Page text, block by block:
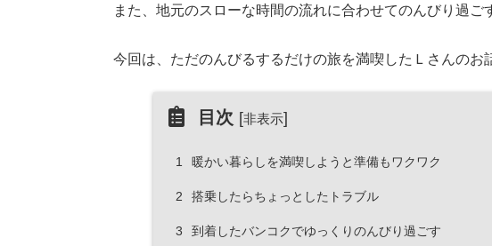
また、地元のスローな時間の流れに合わせてのんびり過ご
今回は、ただのんびるするだけの旅を満喫したＬさんのお
目次 [非表示]
1 暖かい暮らしを満喫しようと準備もワクワク
2 搭乗したらちょっとしたトラブル
3 到着したバンコクでゆっくりのんびり過ごす